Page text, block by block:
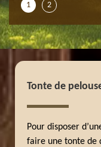
1 2
Tonte de
Pour disposer
faire une tonte de